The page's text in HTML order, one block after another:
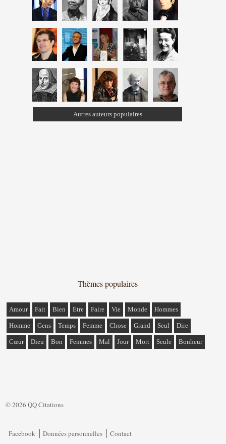
Autres auteurs populaires
Thèmes populaires
Amour Fait Bien Etre Faire Vie Monde Hommes
Homme Gens Temps Femme Chose Grand Seul Dire
Cœur Dieu Bon Femmes Mal Jour Mort Seule Bonheur
© 2026 QQ Citations
Facebook Données personnelles Contact